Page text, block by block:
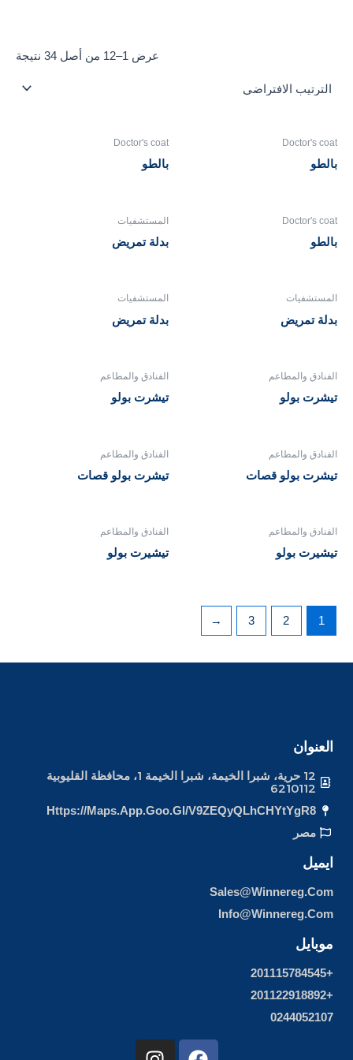
عرض 1–12 من أصل 34 نتيجة
Doctor's coat
بالطو
Doctor's coat
بالطو
Doctor's coat
بالطو
المستشفيات
بدلة تمريض
المستشفيات
بدلة تمريض
المستشفيات
بدلة تمريض
الفنادق والمطاعم
تيشرت بولو
الفنادق والمطاعم
تيشرت بولو
الفنادق والمطاعم
تيشرت بولو قصات
الفنادق والمطاعم
تيشرت بولو قصات
الفنادق والمطاعم
تيشيرت بولو
الفنادق والمطاعم
تيشيرت بولو
1
2
3
←
العنوان
12 حرية، شبرا الخيمة، شبرا الخيمة 1، محافظة القليوبية
6210112
Https://maps.app.goo.gl/v9ZEQyQLhCHYtYgR8
مصر
ايميل
Sales@winnereg.com
Info@winnereg.com
موبايل
+201115784545
+201122918892
0244052107
F
I